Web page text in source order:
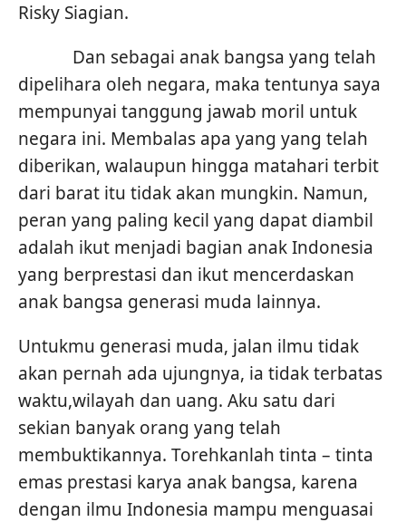
Risky Siagian.
Dan sebagai anak bangsa yang telah
dipelihara oleh negara, maka tentunya saya
mempunyai tanggung jawab moril untuk
negara ini. Membalas apa yang yang telah
diberikan, walaupun hingga matahari terbit
dari barat itu tidak akan mungkin. Namun,
peran yang paling kecil yang dapat diambil
adalah ikut menjadi bagian anak Indonesia
yang berprestasi dan ikut mencerdaskan
anak bangsa generasi muda lainnya.
Untukmu generasi muda, jalan ilmu tidak
akan pernah ada ujungnya, ia tidak terbatas
waktu,wilayah dan uang. Aku satu dari
sekian banyak orang yang telah
membuktikannya. Torehkanlah tinta – tinta
emas prestasi karya anak bangsa, karena
dengan ilmu Indonesia mampu menguasai